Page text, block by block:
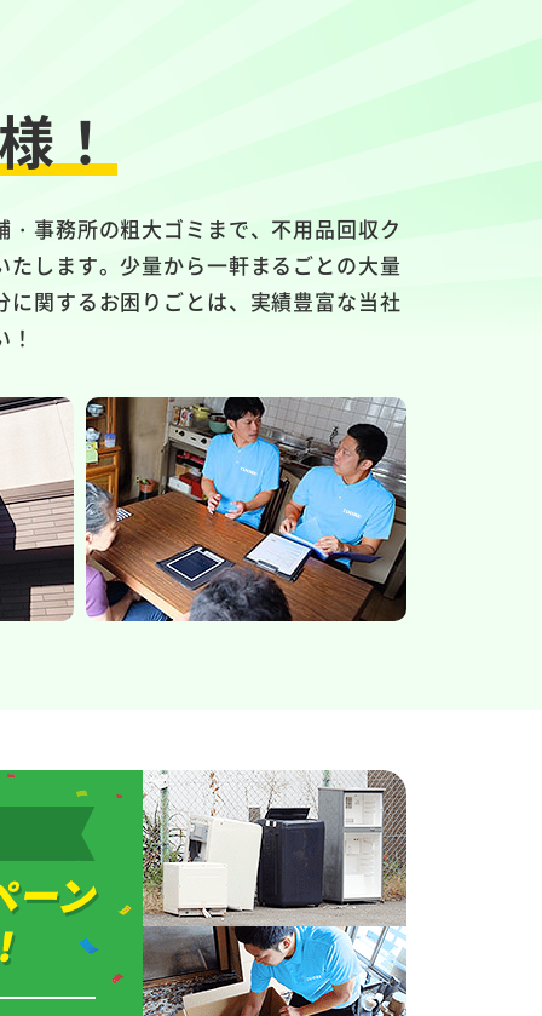
！
事務所の粗大ゴミまで、不用品回収ク
たします。少量から一軒まるごとの大量
に関するお困りごとは、実績豊富な当社